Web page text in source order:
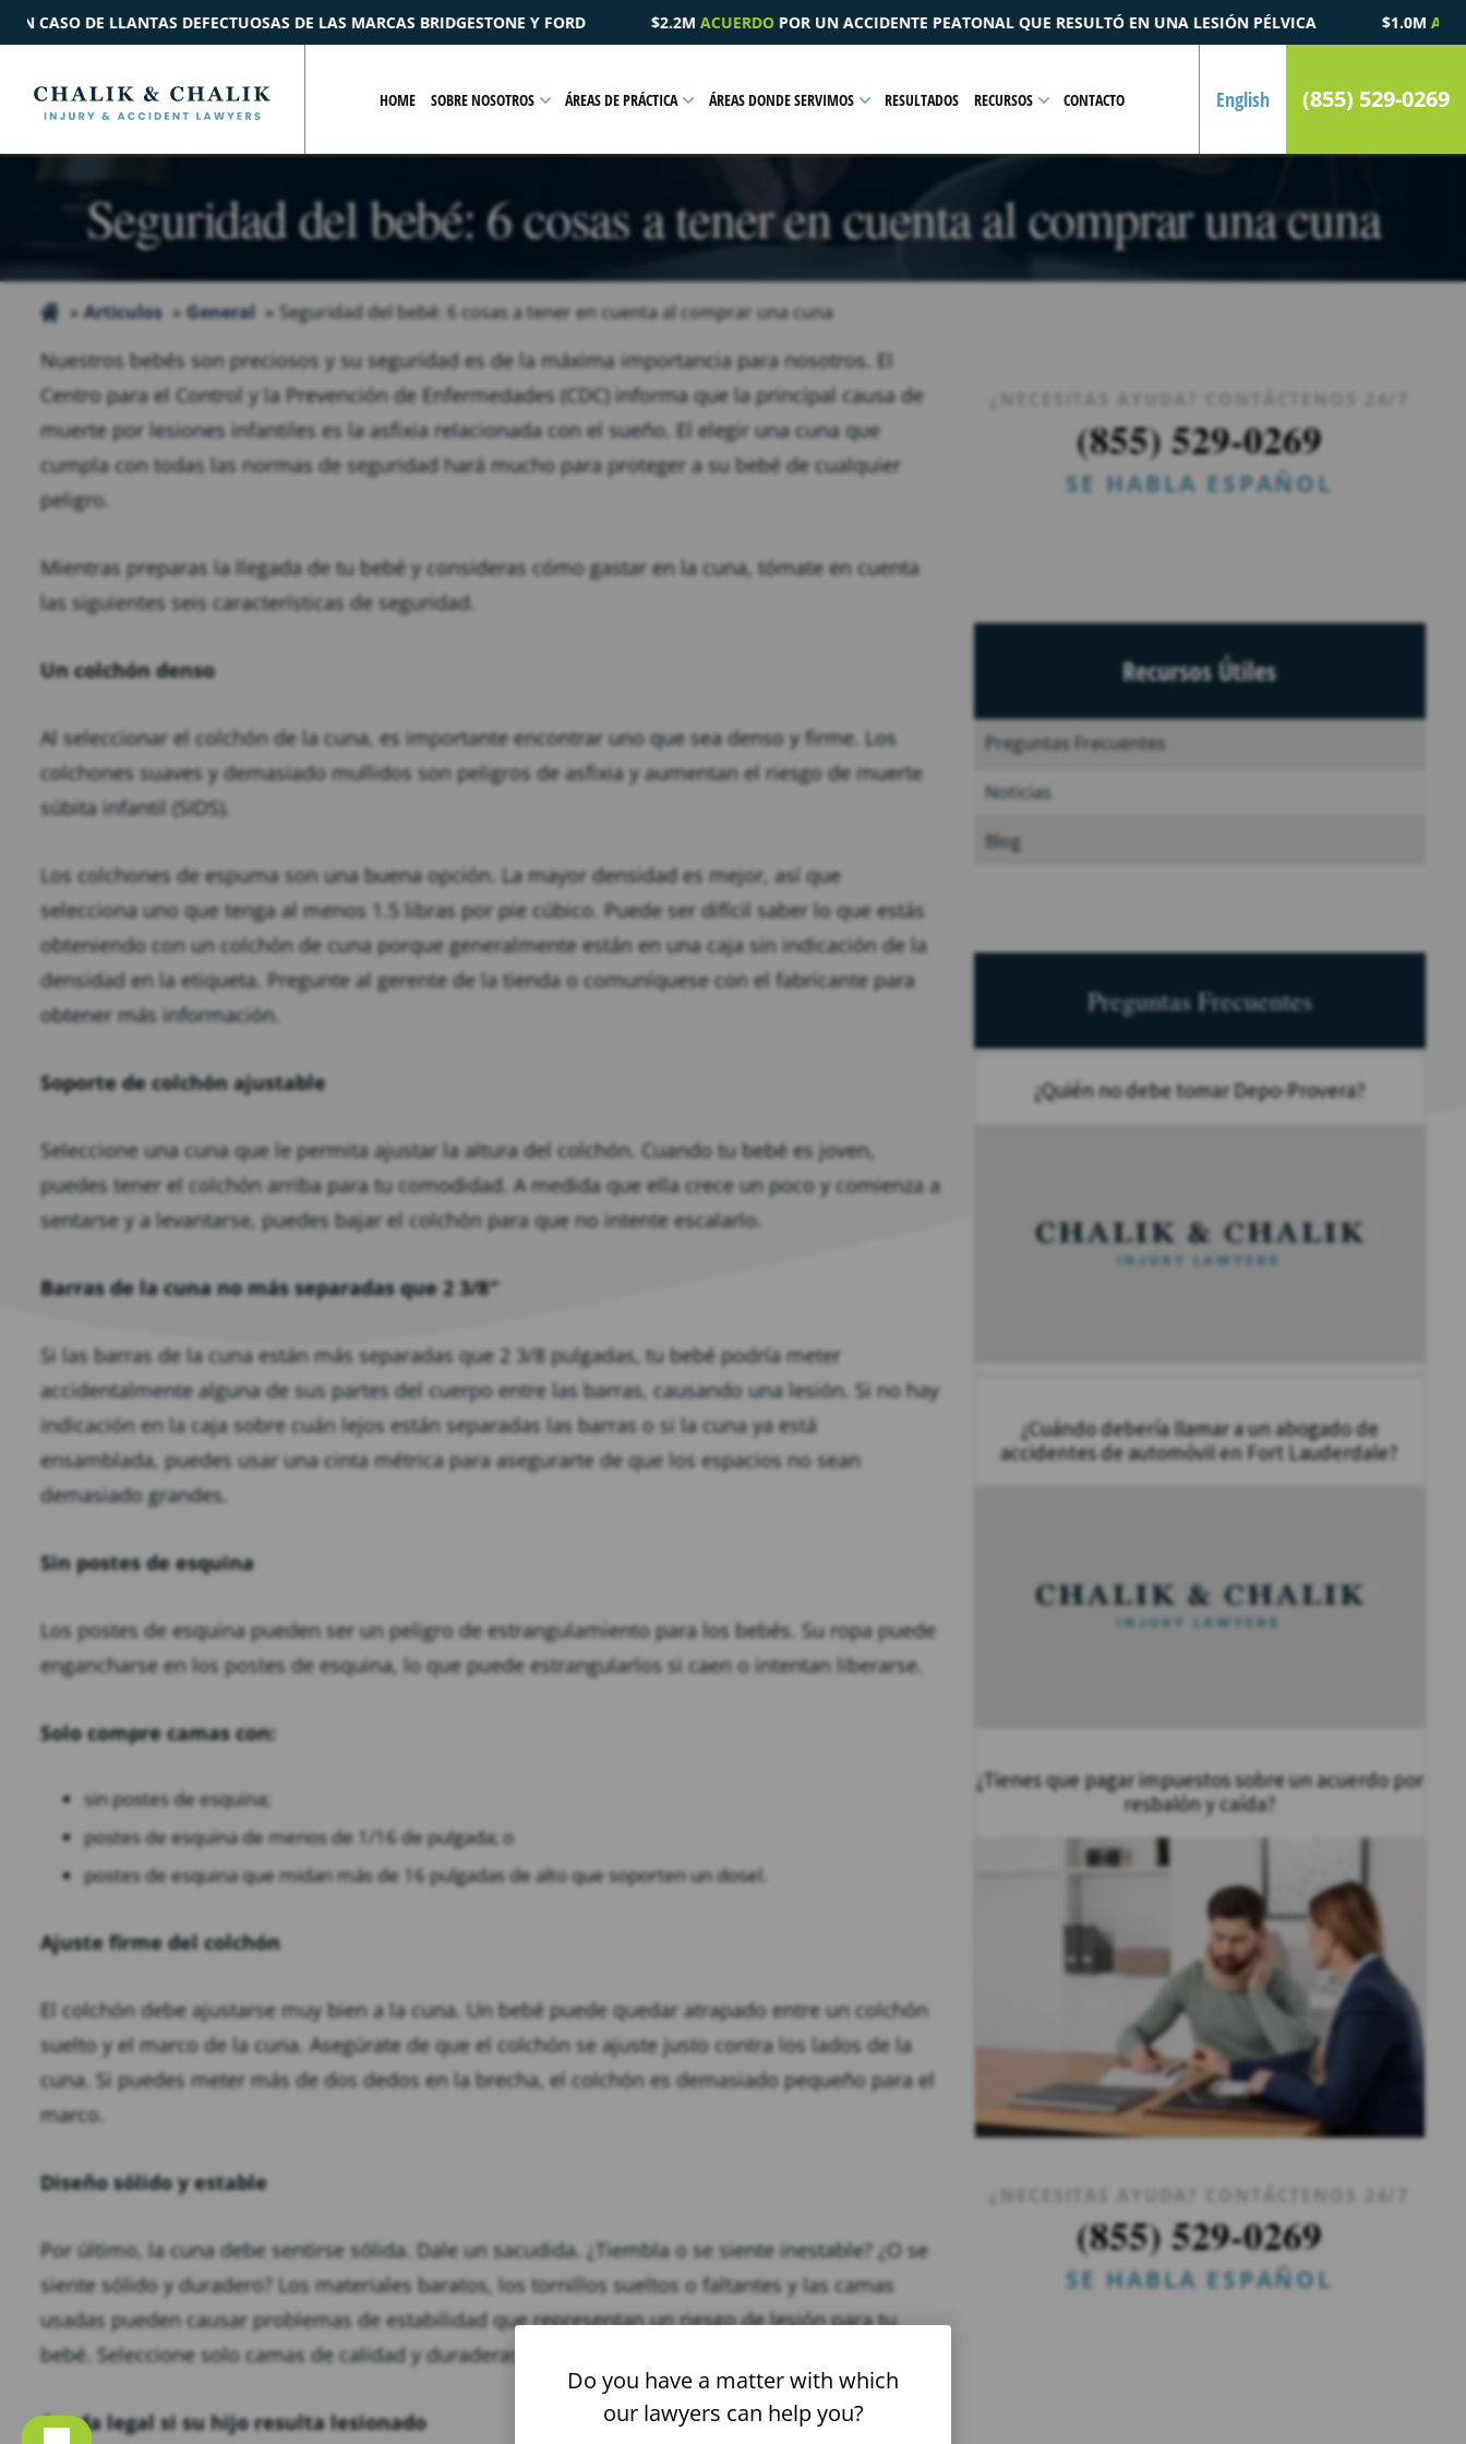
DE LAS MARCAS BRIDGESTONE Y FORD $2.2MACUERDOPOR UN ACCIDENTE PEATONAL QUE RESULTÓ EN UNA LESIÓN PÉLVICA $1.0MACUERDO POR UN CASO DE MUERTE
HOME SOBRE NOSOTROS ÁREAS DE PRÁCTICA ÁREAS DONDE SERVIMOS RESULTADOS RECURSOS CONTACTO English (855) 529-0269
Seguridad del bebé: 6 cosas a tener en cuenta al comprar una cuna
Articulos General Seguridad del bebé: 6 cosas a tener en cuenta al comprar una cuna
Nuestros bebés son preciosos y su seguridad es de la máxima importancia para nosotros. El
Centro para el Control y la Prevención de Enfermedades (CDC) informa que la principal causa de
muerte por lesiones infantiles es la asfixia relacionada con el sueño. El elegir una cuna que
cumpla con todas las normas de seguridad hará mucho para proteger a su bebé de cualquier
peligro.
Mientras preparas la llegada de tu bebé y consideras cómo gastar en la cuna, tómate en cuenta
las siguientes seis características de seguridad.
Un colchón denso
Al seleccionar el colchón de la cuna, es importante encontrar uno que sea denso y firme. Los
colchones suaves y demasiado mullidos son peligros de asfixia y aumentan el riesgo de muerte
súbita infantil (SIDS).
Los colchones de espuma son una buena opción. La mayor densidad es mejor, así que
selecciona uno que tenga al menos 1.5 libras por pie cúbico. Puede ser difícil saber lo que estás
obteniendo con un colchón de cuna porque generalmente están en una caja sin indicación de la
densidad en la etiqueta. Pregunte al gerente de la tienda o comuníquese con el fabricante para
obtener más información.
Soporte de colchón ajustable
Seleccione una cuna que le permita ajustar la altura del colchón. Cuando tu bebé es joven,
puedes tener el colchón arriba para tu comodidad. A medida que ella crece un poco y comienza a
sentarse y a levantarse, puedes bajar el colchón para que no intente escalarlo.
Barras de la cuna no más separadas que 2 3/8″
Si las barras de la cuna están más separadas que 2 3/8 pulgadas, tu bebé podría meter
accidentalmente alguna de sus partes del cuerpo entre las barras, causando una lesión. Si no hay
indicación en la caja sobre cuán lejos están separadas las barras o si la cuna ya está
ensamblada, puedes usar una cinta métrica para asegurarte de que los espacios no sean
demasiado grandes.
Sin postes de esquina
Los postes de esquina pueden ser un peligro de estrangulamiento para los bebés. Su ropa puede
engancharse en los postes de esquina, lo que puede estrangularlos si caen o intentan liberarse.
Solo compre camas con:
sin postes de esquina;
postes de esquina de menos de 1/16 de pulgada; o
postes de esquina que midan más de 16 pulgadas de alto que soporten un dosel.
Ajuste firme del colchón
El colchón debe ajustarse muy bien a la cuna. Un bebé puede quedar atrapado entre un colchón
suelto y el marco de la cuna. Asegúrate de que el colchón se ajuste justo contra los lados de la
cuna. Si puedes meter más de dos dedos en la brecha, el colchón es demasiado pequeño para el
marco.
Diseño sólido y estable
Por último, la cuna debe sentirse sólida. Dale un sacudida. ¿Tiembla o se siente inestable? ¿O se
siente sólido y duradero? Los materiales baratos, los tornillos sueltos o faltantes y las camas
usadas pueden causar problemas de estabilidad que representan un riesgo de lesión para tu
bebé. Seleccione solo camas de calidad y duraderas.
Ayuda legal si su hijo resulta lesionado
(855) 529-0269
SE HABLA ESPAÑOL
Recursos Útiles
Preguntas Frecuentes
Noticias
Blog
Preguntas Frecuentes
¿Quién no debe tomar Depo-Provera?
¿Cuándo debería llamar a un abogado de
accidentes de automóvil en Fort Lauderdale?
¿Tienes que pagar impuestos sobre un acuerdo por
resbalón y caída?
¿NECESITAS AYUDA? CONTÁCTENOS 24/7
(855) 529-0269
SE HABLA ESPAÑOL
Do you have a matter with which
our lawyers can help you?